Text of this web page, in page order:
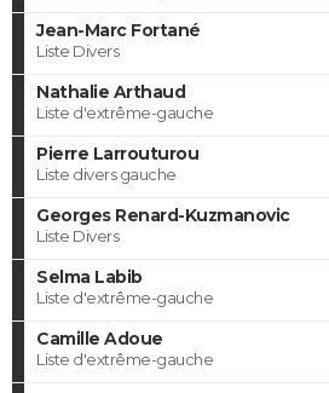
Jean-Marc Fortané
Liste Divers
Nathalie Arthaud
Liste d'extrême-gauche
Pierre Larrouturou
Liste divers gauche
Georges Renard-Kuzmanovic
Liste Divers
Selma Labib
Liste d'extrême-gauche
Camille Adoue
Liste d'extrême-gauche